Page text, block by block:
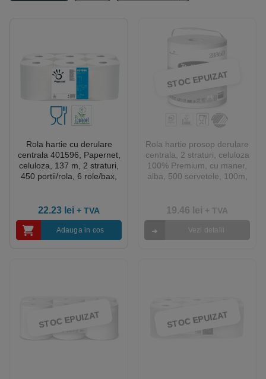
Rola hartie cu derulare
centrala 401596, Papernet,
celuloza, 137 m, 2 straturi,
450 portii/rola, 6 role/bax,
EcoLabel
22.23 lei + TVA
Adauga in cos
STOC EPUIZAT
Rola hartie prosop derulare
centrala, 2 straturi, celuloza
100% Premium, cu maner,
alba, 500 servetele, 100m,
19.46 lei + TVA
Vezi detalii
STOC EPUIZAT STOC EPUIZAT